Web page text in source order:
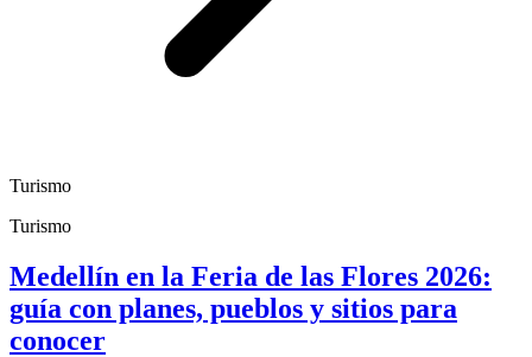
Turismo
Turismo
Medellín en la Feria de las Flores 2026:
guía con planes, pueblos y sitios para
conocer